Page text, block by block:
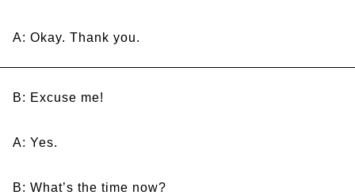
A: Okay. Thank you.
B: Excuse me!
A: Yes.
B: What’s the time now?